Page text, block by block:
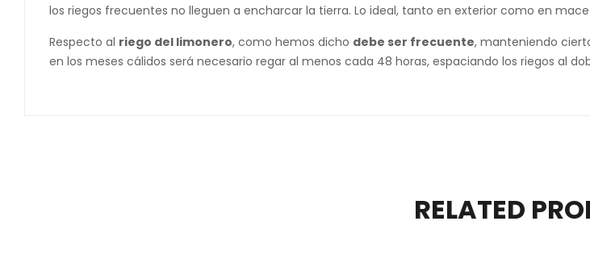
los riegos frecuentes no lleguen a encharcar la tierra. Lo ideal, tanto en exterior como en
Respecto al riego del limonero, como hemos dicho debe ser frecuente, manteniendo
en los meses cálidos será necesario regar al menos cada 48 horas, espaciando los riegos al
RELATED